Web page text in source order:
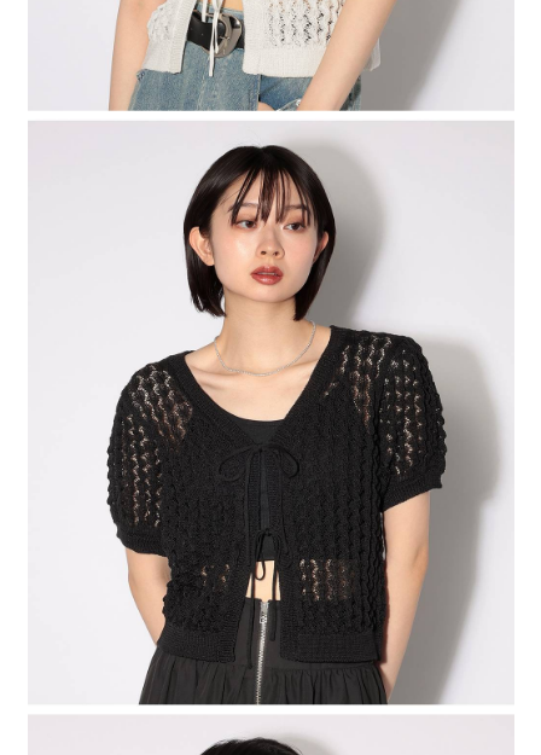
４．使用「AFTEE先享後付」時，將依據個別帳號之用戶狀況，依本公司即
時審查核予不同之上限額度；若仍有額度不足之情形，本公司將視審查結果
請求用戶進行身份認證。
５．嚴禁一人註冊多個帳號或使用他人資訊註冊。若發現惡意使用之情形，
恩沛科技股份有限公司將有權停止該用戶之使用額度並採取法律行動。